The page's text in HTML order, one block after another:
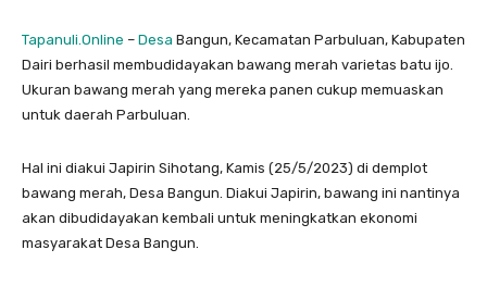
Tapanuli.Online – Desa Bangun, Kecamatan Parbuluan, Kabupaten
Dairi berhasil membudidayakan bawang merah varietas batu ijo.
Ukuran bawang merah yang mereka panen cukup memuaskan
untuk daerah Parbuluan.
Hal ini diakui Japirin Sihotang, Kamis (25/5/2023) di demplot
bawang merah, Desa Bangun. Diakui Japirin, bawang ini nantinya
akan dibudidayakan kembali untuk meningkatkan ekonomi
masyarakat Desa Bangun.